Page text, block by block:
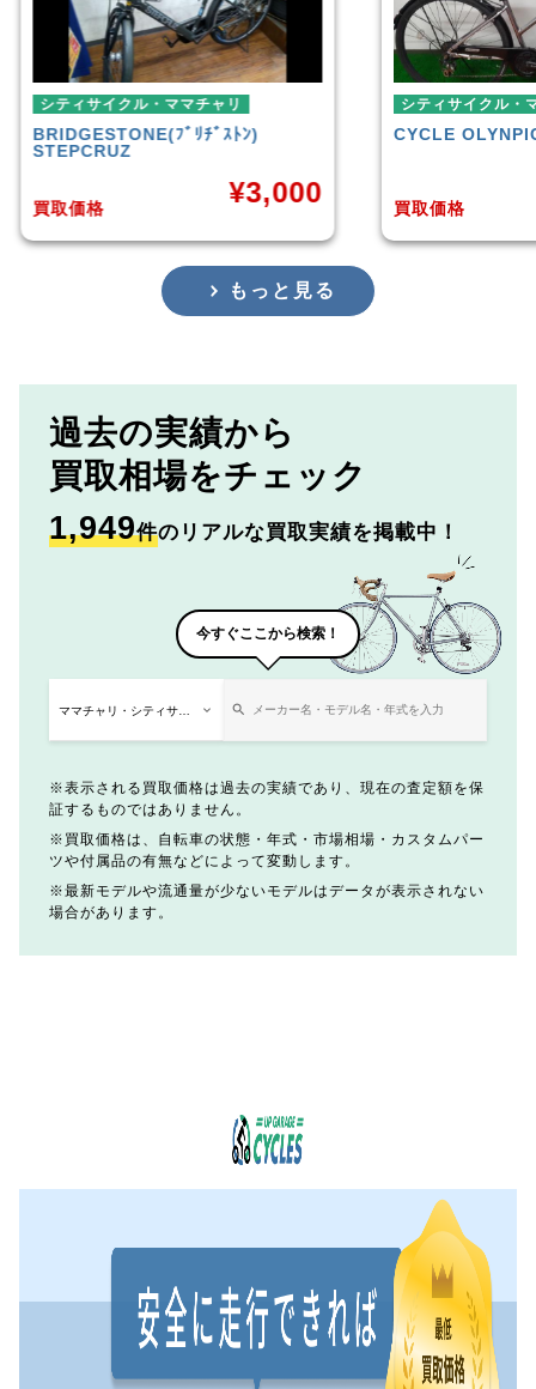
シティサイクル・ママチャリ
CYCLE OLYNPIC
ミニ
シテ
もっと見る
過去の実績から
買取相場をチェック
1,949件のリアルな買取実績を掲載中！
今すぐここから検索！
表示される買取価格は過去の実績であり、現在の査定額を保
証するものではありません。
買取価格は、自転車の状態・年式・市場相場・カスタムパー
ツや付属品の有無などによって変動します。
最新モデルや流通量が少ないモデルはデータが表示されない
場合があります。